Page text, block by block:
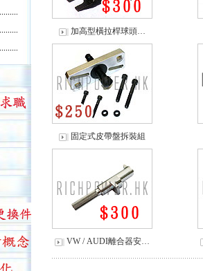
加高型橫拉桿球頭…
固定式皮帶盤拆裝組
VW / AUDI離合器安…